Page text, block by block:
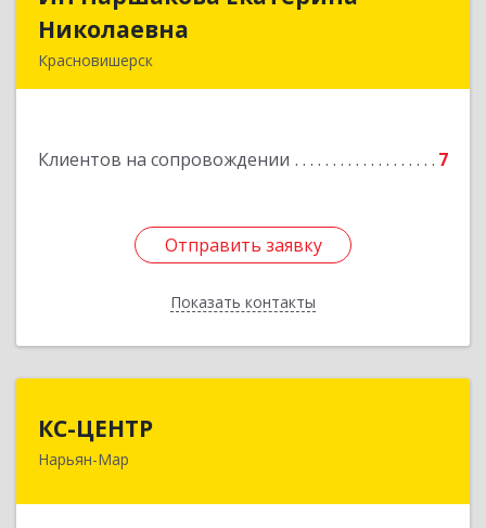
Николаевна
Красновишерск
Клиентов на сопровождении 7
Отправить заявку
Показать контакты
Подробнее
Отправить заявку
Назад
КС-ЦЕНТР
Нарьян-Мар